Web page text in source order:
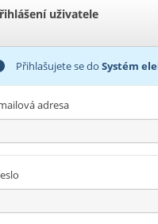
uživatele
Přihlašujete se do Systém
adresa